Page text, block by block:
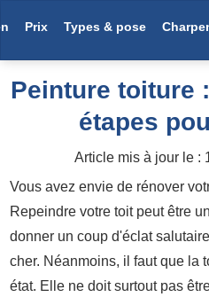
Prix Types & pose
Peinture toiture
étapes
Article mis à jour le :
Vous avez envie de rénover
Repeindre votre toit peut être
donner un coup d'éclat
cher. Néanmoins, il faut que la
état. Elle ne doit surtout pas